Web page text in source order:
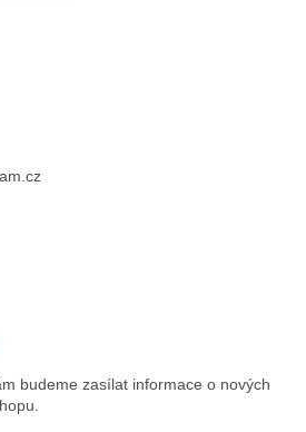
budeme zasílat informace o nových